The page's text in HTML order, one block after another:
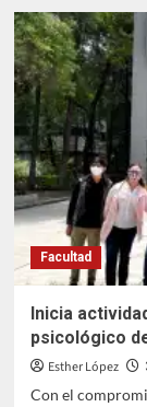
Inicia
seminario
mensual
sobre
salud
mental
Facultad
Inicia
psicológico
Esther López
Con el